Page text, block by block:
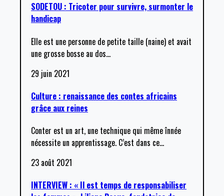
SODETOU : Tricoter pour survivre, surmonter le
handicap
Elle est une personne de petite taille (naine) et avait
une grosse bosse au dos…
29 juin 2021
Culture : renaissance des contes africains
grâce aux reines
Conter est un art, une technique qui même înnée
nécessite un apprentissage. C’est dans ce…
23 août 2021
INTERVIEW : « Il est temps de responsabiliser